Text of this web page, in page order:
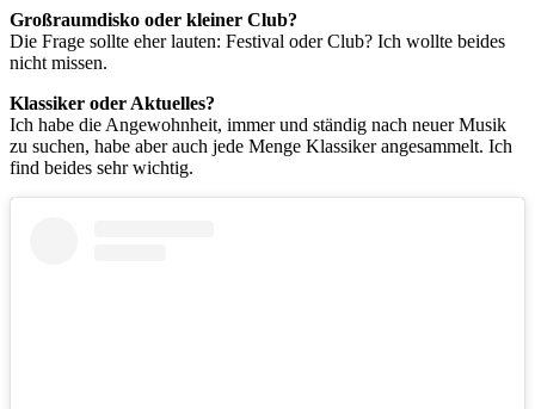
Großraumdisko oder kleiner Club?
Die Frage sollte eher lauten: Festival oder Club? Ich wollte beides
nicht missen.
Klassiker oder Aktuelles?
Ich habe die Angewohnheit, immer und ständig nach neuer Musik
zu suchen, habe aber auch jede Menge Klassiker angesammelt. Ich
find beides sehr wichtig.